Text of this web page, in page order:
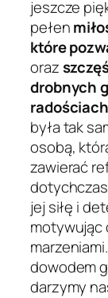
jeszcze
pełen
które
oraz
drobnych
radościach
była tak
osobą,
zawierać
jej siłę i
motywując
dowodem
darzymy